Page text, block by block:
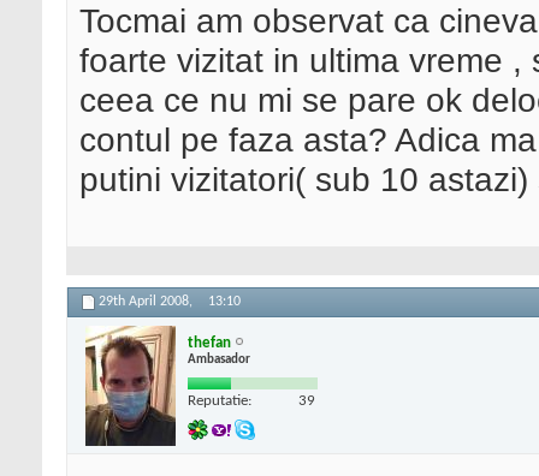
Tocmai am observat ca
foarte vizitat in ultima vreme
ceea ce nu mi se pare ok
contul pe faza asta? Adica
putini vizitatori( sub 10
29th April 2008, 13:10
thefan
Ambasador
Reputatie: 39